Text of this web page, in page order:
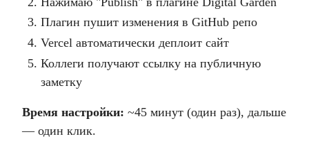
Плагин пушит изменения в GitHub репо
Vercel автоматически деплоит сайт
Коллеги получают ссылку на публичную
заметку
Время настройки: ~45 минут (один раз), дальше
— один клик.